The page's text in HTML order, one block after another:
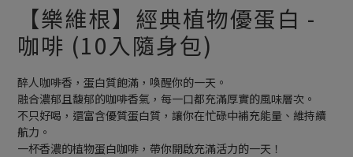
【8月限定⏰】玩遊戲換好禮🎁 豆豆夏令營 等你來報名‼️
【樂維根】經典植物優蛋白 -
咖啡 (10入隨身包)
醉人咖啡香，蛋白質飽滿，喚醒你的一天。
融合濃郁且馥郁的咖啡香氣，每一口都充滿厚實的風味層次。
不只好喝，還富含優質蛋白質，讓你在忙碌中補充能量、維持續
航力。
一杯香濃的植物蛋白咖啡，帶你開啟充滿活力的一天！